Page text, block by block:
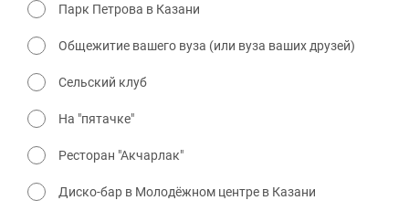
Парк Петрова в Казани
Общежитие вашего вуза (или вуза ваших друзей)
Сельский клуб
На "пятачке"
Ресторан "Акчарлак"
Диско-бар в Молодёжном центре в Казани